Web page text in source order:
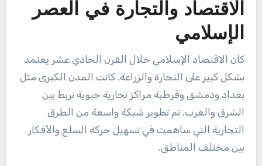
الاقتصاد والتجارة في العصر
الإسلامي
كان الاقتصاد الإسلامي خلال القرن الحادي عشر يعتمد
بشكل كبير على التجارة والزراعة. كانت المدن الكبرى مثل
بغداد ودمشق وقرطبة مراكز تجارية حيوية تربط بين
الشرق والغرب. تم تطوير شبكة واسعة من الطرق
التجارية التي ساهمت في تسهيل حركة السلع والأفكار
بين مختلف المناطق.